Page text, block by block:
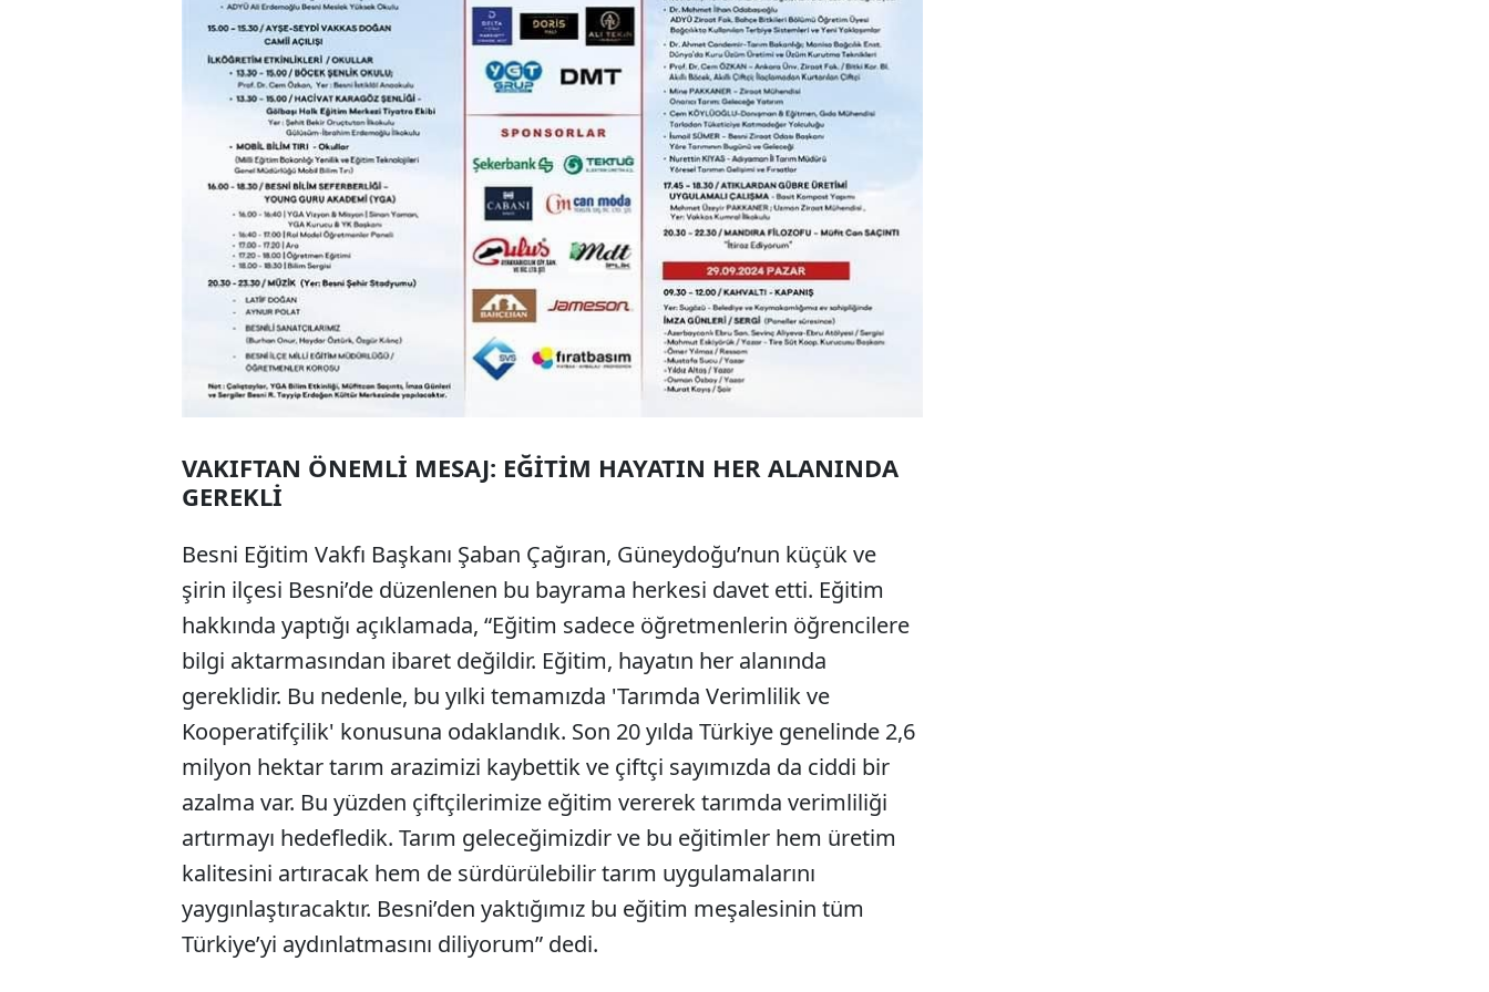
VAKIFTAN ÖNEMLİ MESAJ: EĞİTİM HAYATIN HER ALANINDA
GEREKLİ
Besni Eğitim Vakfı Başkanı Şaban Çağıran, Güneydoğu’nun küçük ve
şirin ilçesi Besni’de düzenlenen bu bayrama herkesi davet etti. Eğitim
hakkında yaptığı açıklamada, “Eğitim sadece öğretmenlerin öğrencilere
bilgi aktarmasından ibaret değildir. Eğitim, hayatın her alanında
gereklidir. Bu nedenle, bu yılki temamızda 'Tarımda Verimlilik ve
Kooperatifçilik' konusuna odaklandık. Son 20 yılda Türkiye genelinde 2,6
milyon hektar tarım arazimizi kaybettik ve çiftçi sayımızda da ciddi bir
azalma var. Bu yüzden çiftçilerimize eğitim vererek tarımda verimliliği
artırmayı hedefledik. Tarım geleceğimizdir ve bu eğitimler hem üretim
kalitesini artıracak hem de sürdürülebilir tarım uygulamalarını
yaygınlaştıracaktır. Besni’den yaktığımız bu eğitim meşalesinin tüm
Türkiye’yi aydınlatmasını diliyorum” dedi.